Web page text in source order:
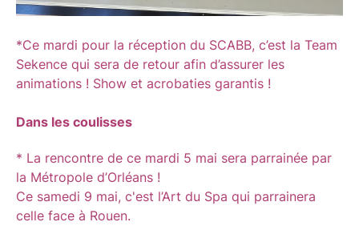
*Ce mardi pour la réception du SCABB, c’est la Team
Sekence qui sera de retour afin d’assurer les
animations ! Show et acrobaties garantis !
Dans les coulisses
* La rencontre de ce mardi 5 mai sera parrainée par
la Métropole d’Orléans !
Ce samedi 9 mai, c'est l’Art du Spa qui parrainera
celle face à Rouen.